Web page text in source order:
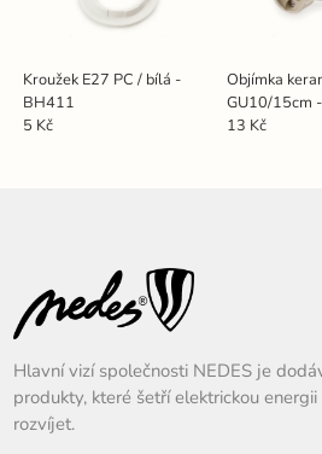
Kroužek E27 PC / bílá -
BH411
5 Kč
Objímka
GU10/15cm
13 Kč
Hlavní vizí společnosti NEDES je
produkty, které šetří elektrickou
rozvíjet.